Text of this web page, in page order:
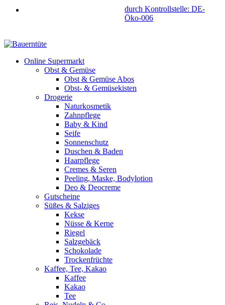
durch Kontrollstelle: DE-
Öko-006
Online Supermarkt
Obst & Gemüse
Obst & Gemüse Abos
Obst- & Gemüsekisten
Drogerie
Naturkosmetik
Zahnpflege
Baby & Kind
Seife
Sonnenschutz
Duschen & Baden
Haarpflege
Cremes & Seren
Peeling, Maske, Bodylotion
Deo & Deocreme
Gutscheine
Süßes & Salziges
Kekse
Nüsse & Kerne
Riegel
Salzgebäck
Schokolade
Trockenfrüchte
Kaffee, Tee, Kakao
Kaffee
Kakao
Tee